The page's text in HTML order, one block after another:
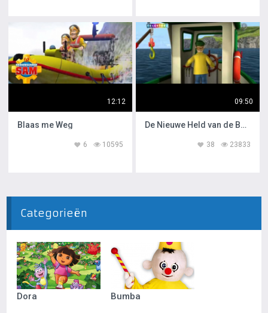
12:12
Blaas me Weg
10595
6
09:50
De Nieuwe Held van de Buurt
23833
38
Categorieën
Dora Bumba